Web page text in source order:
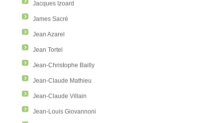
Jacques Izoard
James Sacré
Jean Azarel
Jean Tortel
Jean-Christophe Bailly
Jean-Claude Mathieu
Jean-Claude Villain
Jean-Louis Giovannoni